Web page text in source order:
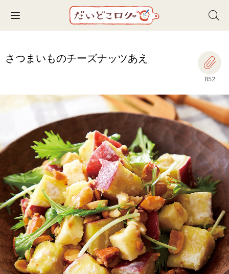
Toggle navigation
さつまいものチーズナッツあえ
852